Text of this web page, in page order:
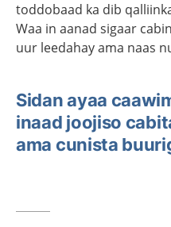
toddobaad ka dib
Waa in aanad sigaar
uur leedahay ama naas
Sidan ayaa
inaad joojiso
ama cunista